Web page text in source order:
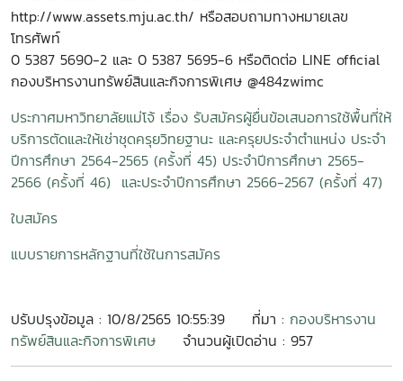
http://www.assets.mju.ac.th/ หรือสอบถามทางหมายเลข
โทรศัพท์
0 5387 5690-2 และ 0 5387 5695-6 หรือติดต่อ LINE official
กองบริหารงานทรัพย์สินและกิจการพิเศษ @484zwimc
ประกาศมหาวิทยาลัยแม่โจ้ เรื่อง รับสมัครผู้ยื่นข้อเสนอการใช้พื้นที่ให้
บริการตัดและให้เช่าชุดครุยวิทยฐานะ และครุยประจำตำแหน่ง ประจำ
ปีการศึกษา 2564-2565 (ครั้งที่ 45) ประจำปีการศึกษา 2565-
2566 (ครั้งที่ 46) และประจำปีการศึกษา 2566-2567 (ครั้งที่ 47)
ใบสมัคร
แบบรายการหลักฐานที่ใช้ในการสมัคร
ปรับปรุงข้อมูล : 10/8/2565 10:55:39 ที่มา : กองบริหารงาน
ทรัพย์สินและกิจการพิเศษ
จำนวนผู้เปิดอ่าน : 957